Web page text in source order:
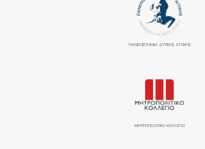
ΠΑΝΕΠΙΣΤΉΜΙΟ ΔΥΤΙΚΉΣ ΑΤΤΙΚΉΣ
ΜΗΤΡΟΠΟΛΙΤΙΚΟ ΚΟΛΛΕΓΙΟ